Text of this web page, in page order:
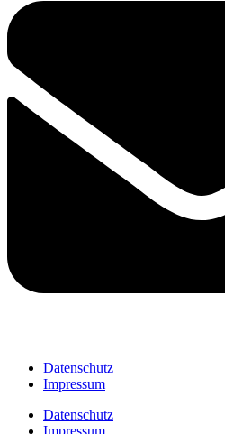
Datenschutz
Impressum
Datenschutz
Impressum